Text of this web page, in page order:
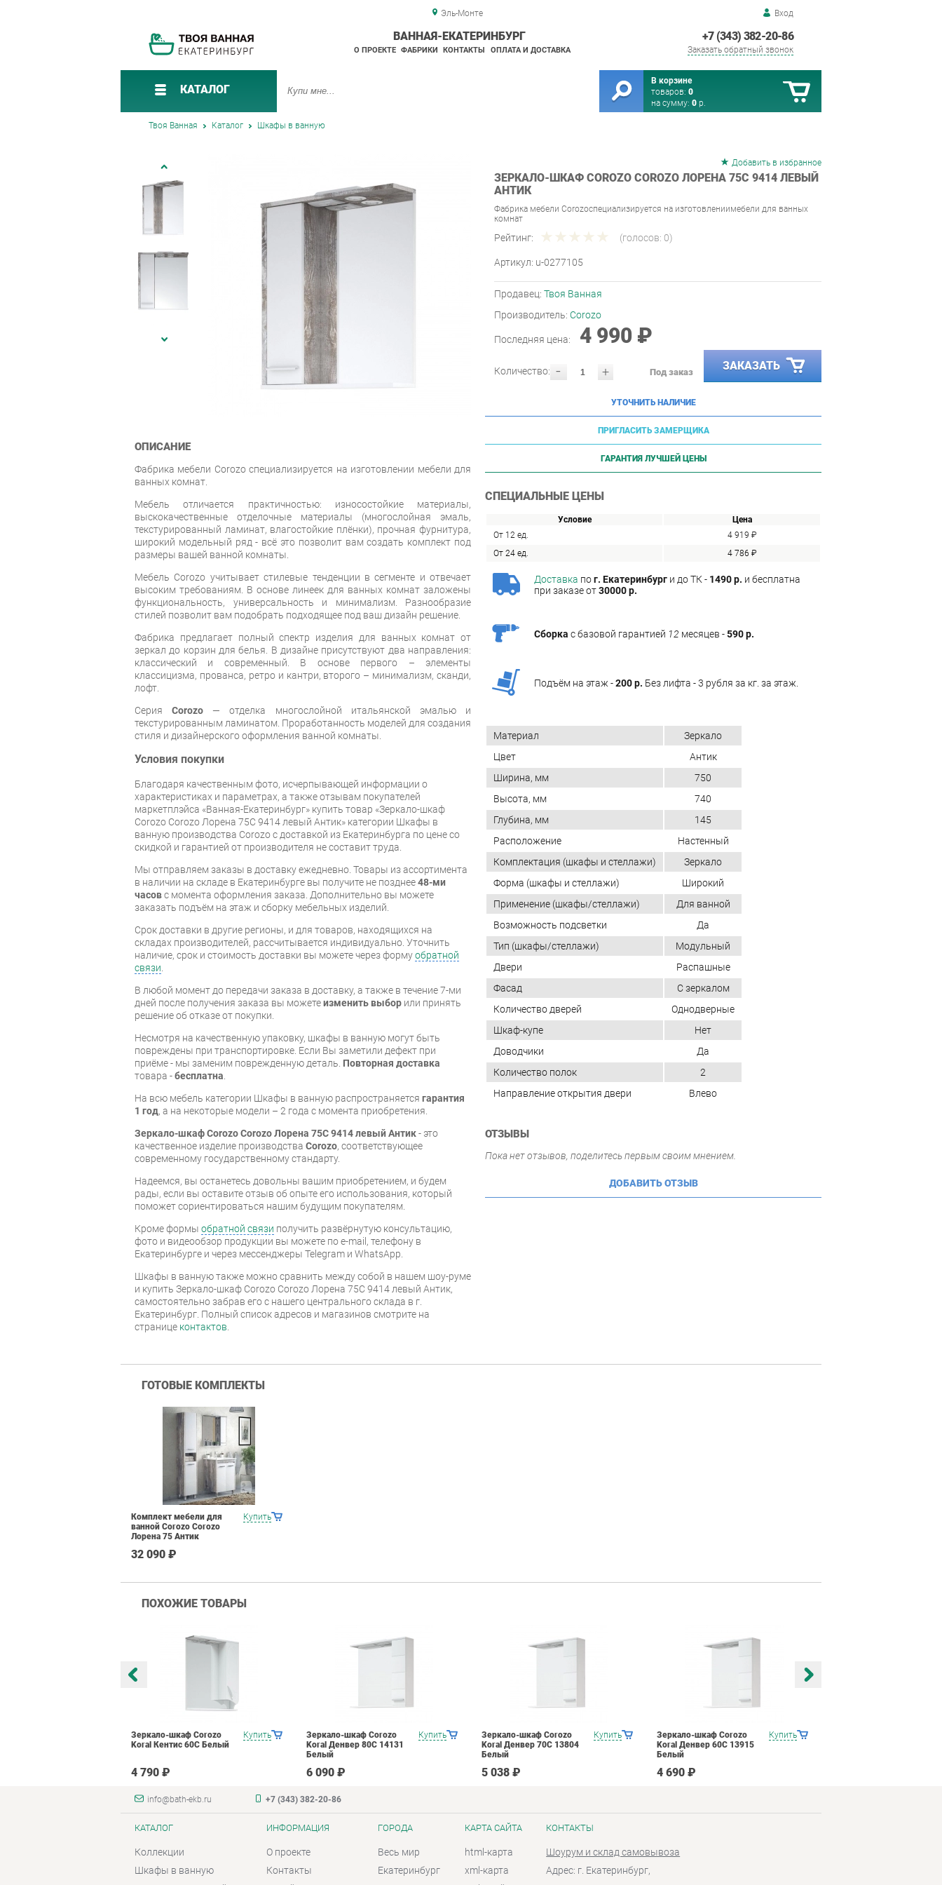
Эль-Монте Вход
+7 (343) 382-20-86
Заказать обратный звонок
ВАННАЯ-ЕКАТЕРИНБУРГ
О ПРОЕКТЕ ФАБРИКИ КОНТАКТЫ ОПЛАТА И ДОСТАВКА
КАТАЛОГ
В корзине
товаров: 0
на сумму: 0 р.
Твоя Ванная Каталог Шкафы в ванную
Добавить в избранное
ЗЕРКАЛО-ШКАФ COROZO COROZO ЛОРЕНА 75С 9414 ЛЕВЫЙ
АНТИК
Фабрика мебели Corozoспециализируется на изготовлениимебели для ванных
комнат
Рейтинг: (голосов: 0)
Артикул: u-0277105
Продавец: Твоя Ванная
Производитель: Corozo
Последняя цена: 4 990 ₽
- +
Количество: Под заказ ЗАКАЗАТЬ
УТОЧНИТЬ НАЛИЧИЕ
ПРИГЛАСИТЬ ЗАМЕРЩИКА
ГАРАНТИЯ ЛУЧШЕЙ ЦЕНЫ
СПЕЦИАЛЬНЫЕ ЦЕНЫ
Условие
Цена
От 12 ед.
4 919 ₽
От 24 ед.
4 786 ₽
Доставка пог. Екатеринбург и до ТК - 1490 р. и бесплатна
при заказе от30000 р.
Сборка с базовой гарантией 12 месяцев -590 р.
Подъём на этаж -200 р. Без лифта - 3 рубля за кг. за этаж.
ОПИСАНИЕ
Фабрика мебели Corozo специализируется на изготовлении мебели для
ванных комнат.
Мебель отличается практичностью: износостойкие материалы,
выскокачественные отделочные материалы (многослойная эмаль,
текстурированный ламинат, влагостойкие плёнки), прочная фурнитура,
широкий модельный ряд - всё это позволит вам создать комплект под
размеры вашей ванной комнаты.
Мебель Corozo учитывает стилевые тенденции в сегменте и отвечает
высоким требованиям. В основе линеек для ванных комнат заложены
функциональность, универсальность и минимализм. Разнообразие
стилей позволит вам подобрать подходящее под ваш дизайн решение.
Фабрика предлагает полный спектр изделия для ванных комнат от
зеркал до корзин для белья. В дизайне присутствуют два направления:
классический и современный. В основе первого – элементы
классицизма, прованса, ретро и кантри, второго – минимализм, сканди,
лофт.
СерияCorozo — отделка многослойной итальянской эмалью и
текстурированным ламинатом. Проработанность моделей для создания
стиля и дизайнерского оформления ванной комнаты.
Условия покупки
Благодаря качественным фото, исчерпывающей информации о
характеристиках и параметрах, а также отзывам покупателей
маркетплэйса «Ванная-Екатеринбург» купить товар «Зеркало-шкаф
Corozo Corozo Лорена 75С 9414 левый Антик» категории Шкафы в
ванную производства Corozo с доставкой из Екатеринбурга по цене со
скидкой и гарантией от производителя не составит труда.
Мы отправляем заказы в доставку ежедневно. Товары из ассортимента
в наличии на складе в Екатеринбурге вы получите не позднее48-ми
часовс момента оформления заказа. Дополнительно вы можете
заказать подъём на этаж и сборку мебельных изделий.
Срок доставки в другие регионы, и для товаров, находящихся на
складах производителей, рассчитывается индивидуально. Уточнить
наличие, срок и стоимость доставки вы можете через формуобратной
связи
В любой момент до передачи заказа в доставку, а также в течение 7-ми
дней после получения заказа вы можетеизменить выбор или принять
решение об отказе от покупки.
Несмотря на качественную упаковку, шкафы в ванную могут быть
повреждены при транспортировке. Если Вы заметили дефект при
приёме - мы заменим поврежденную деталь. Повторная доставка
товара -бесплатна
На всю мебель категории Шкафы в ванную распространяется гарантия
1 год, а на некоторые модели – 2 года с момента приобретения.
Зеркало-шкаф Corozo Corozo Лорена 75С 9414 левый Антик- это
качественное изделие производства Corozo, соответствующее
современному государственному стандарту.
Надеемся, вы останетесь довольны вашим приобретением, и будем
рады, если вы оставите отзыв об опыте его использования, который
поможет сориентироваться нашим будущим покупателям.
Кроме формы обратной связи получить развёрнутую консультацию,
фото и видеообзор продукции вы можете по e-mail, телефону в
Екатеринбурге и через мессенджеры Telegram и WhatsApp.
Шкафы в ванную также можно сравнить между собой в нашем шоу-руме
и купить Зеркало-шкаф Corozo Corozo Лорена 75С 9414 левый Антик,
самостоятельно забрав его с нашего центрального склада в г.
Екатеринбург. Полный список адресов и магазинов смотрите на
странице контактов
Материал
Зеркало
Цвет
Антик
Ширина, мм
750
Высота, мм
740
Глубина, мм
145
Расположение
Настенный
Комплектация (шкафы и стеллажи)
Зеркало
Форма (шкафы и стеллажи)
Широкий
Применение (шкафы/стеллажи)
Для ванной
Возможность подсветки
Да
Тип (шкафы/стеллажи)
Модульный
Двери
Распашные
Фасад
С зеркалом
Количество дверей
Однодверные
Шкаф-купе
Нет
Доводчики
Да
Количество полок
2
Направление открытия двери
Влево
ОТЗЫВЫ
Пока нет отзывов, поделитесь первым своим мнением.
ДОБАВИТЬ ОТЗЫВ
ГОТОВЫЕ КОМПЛЕКТЫ
Купить
Комплект мебели для
ванной Corozo Corozo
Лорена 75 Антик
32 090 ₽
ПОХОЖИЕ ТОВАРЫ
Купить
Зеркало-шкаф Corozo
Koral Кентис 60С Белый
4 790 ₽
Купить
Зеркало-шкаф Corozo
Koral Денвер 80С 14131
Белый
6 090 ₽
Купить
Зеркало-шкаф Corozo
Koral Денвер 70С 13804
Белый
5 038 ₽
Купить
Зеркало-шкаф Corozo
Koral Денвер 60С 13915
Белый
4 690 ₽
info@bath-ekb.ru +7 (343) 382-20-86
КАТАЛОГ
Коллекции
Шкафы в ванную
ИНФОРМАЦИЯ
О проекте
Контакты
ГОРОДА
Весь мир
Екатеринбург
КАРТА САЙТА
html-карта
xml-карта
КОНТАКТЫ
Шоурум и склад самовывоза
Адрес: г. Екатеринбург,